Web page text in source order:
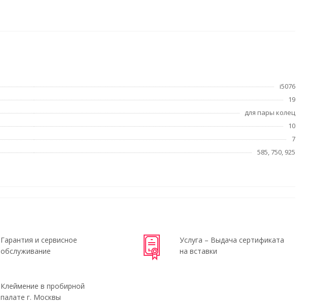
i5076
19
для пары колец
10
7
585, 750, 925
Гарантия и сервисное
обслуживание
Услуга – Выдача сертификата
на вставки
Клеймение в пробирной
палате г. Москвы